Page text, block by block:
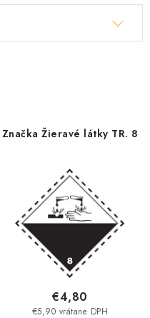
Značka Žieravé látky TR. 8
€5,90 vrátane DPH
€4,80